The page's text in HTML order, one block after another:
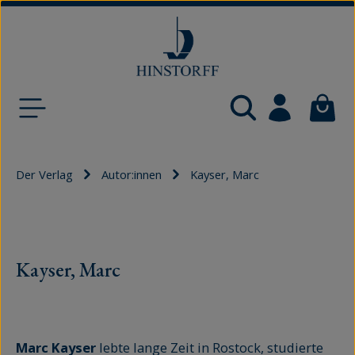
Der Verlag Autor:innen Kayser, Marc
Kayser, Marc
Marc Kayser lebte lange Zeit in Rostock, studierte